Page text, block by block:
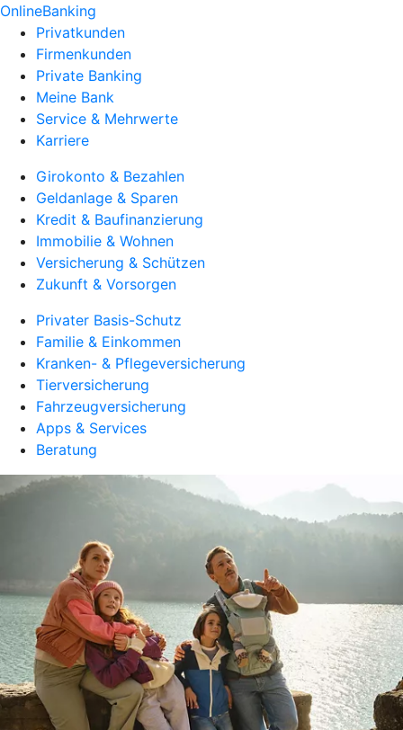
OnlineBanking
Privatkunden
Firmenkunden
Private Banking
Meine Bank
Service & Mehrwerte
Karriere
Girokonto & Bezahlen
Geldanlage & Sparen
Kredit & Baufinanzierung
Immobilie & Wohnen
Versicherung & Schützen
Zukunft & Vorsorgen
Privater Basis-Schutz
Familie & Einkommen
Kranken- & Pflegeversicherung
Tierversicherung
Fahrzeugversicherung
Apps & Services
Beratung